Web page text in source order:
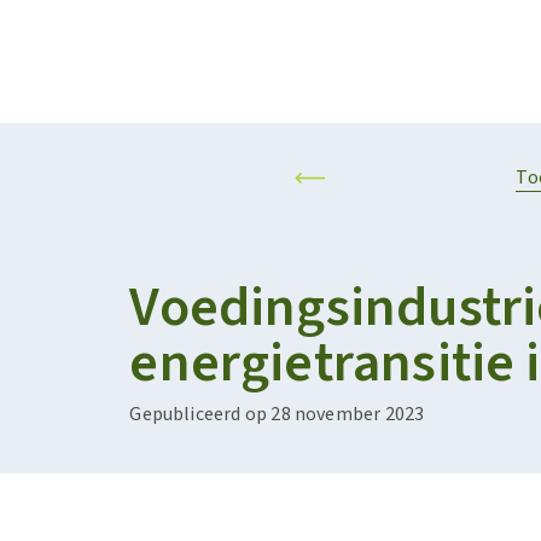
energietransitie
Gepubliceerd op 28 november 2023